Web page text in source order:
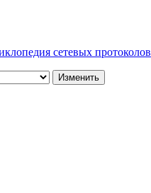
сетевых протоколов